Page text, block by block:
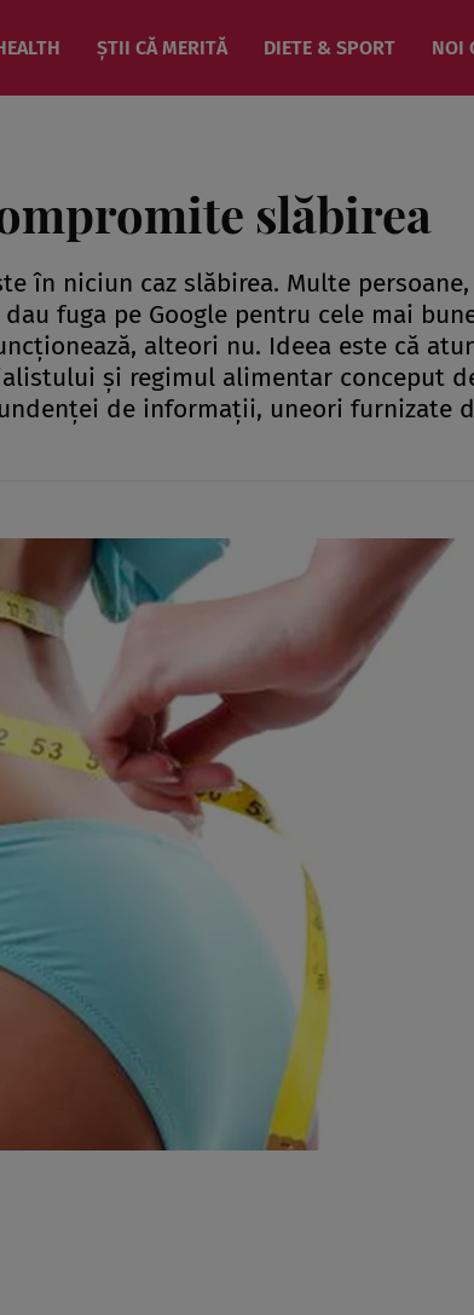
ȘTII CĂ MERITĂ DIETE & SPORT NOI
slăbirea
în niciun caz slăbirea. Multe
fuga pe Google pentru cele mai
alteori nu. Ideea este că
şi regimul alimentar conceput
de informaţii, uneori furnizate